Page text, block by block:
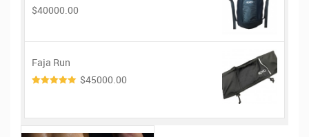
$40000.00
Faja Run
$45000.00